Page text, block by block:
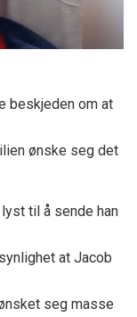
beskjeden om at
ønske seg det
til å sende han
at Jacob
seg masse